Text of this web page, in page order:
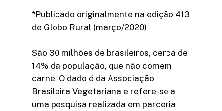
*Publicado originalmente na edição 413
de Globo Rural (março/2020)
São 30 milhões de brasileiros, cerca de
14% da população, que não comem
carne. O dado é da Associação
Brasileira Vegetariana e refere-se a
uma pesquisa realizada em parceria